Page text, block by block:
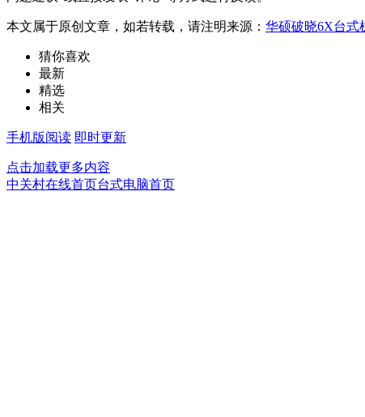
本文属于原创文章，如若转载，请注明来源： 华硕破晓6X台式
猜你喜欢
最新
精选
相关
手机版阅读 即时更新
点击加载更多内容
中关村在线首页台式电脑首页